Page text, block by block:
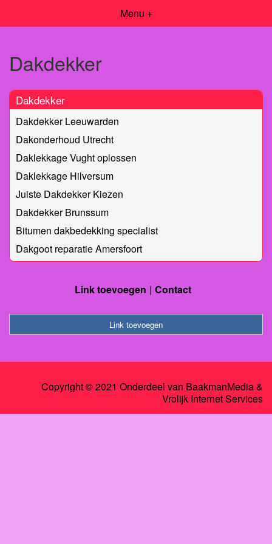
Menu +
Dakdekker
Dakdekker
Dakdekker Leeuwarden
Dakonderhoud Utrecht
Daklekkage Vught oplossen
Daklekkage Hilversum
Juiste Dakdekker Kiezen
Dakdekker Brunssum
Bitumen dakbedekking specialist
Dakgoot reparatie Amersfoort
Link toevoegen Contact
Link toevoegen
Copyright © 2021 Onderdeel van BaakmanMedia&
Vrolijk Internet Services